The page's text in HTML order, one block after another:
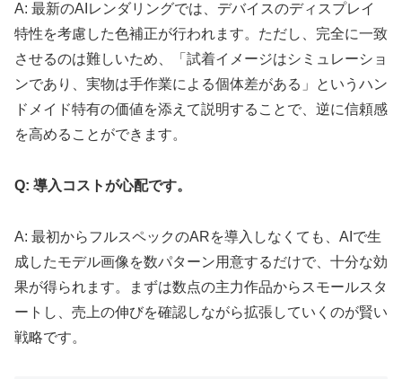
A: 最新のAIレンダリングでは、デバイスのディスプレイ
特性を考慮した色補正が行われます。ただし、完全に一致
させるのは難しいため、「試着イメージはシミュレーショ
ンであり、実物は手作業による個体差がある」というハン
ドメイド特有の価値を添えて説明することで、逆に信頼感
を高めることができます。
Q: 導入コストが心配です。
A: 最初からフルスペックのARを導入しなくても、AIで生
成したモデル画像を数パターン用意するだけで、十分な効
果が得られます。まずは数点の主力作品からスモールスタ
ートし、売上の伸びを確認しながら拡張していくのが賢い
戦略です。